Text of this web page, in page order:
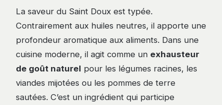
La saveur du Saint Doux est typée.
Contrairement aux huiles neutres, il apporte une
profondeur aromatique aux aliments. Dans une
cuisine moderne, il agit comme un exhausteur
de goût naturel pour les légumes racines, les
viandes mijotées ou les pommes de terre
sautées. C’est un ingrédient qui participe